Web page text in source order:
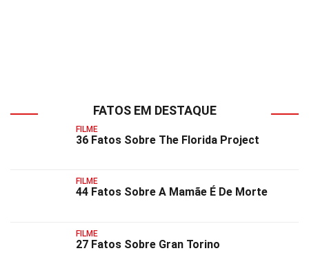
FATOS EM DESTAQUE
FILME
36 Fatos Sobre The Florida Project
FILME
44 Fatos Sobre A Mamãe É De Morte
FILME
27 Fatos Sobre Gran Torino